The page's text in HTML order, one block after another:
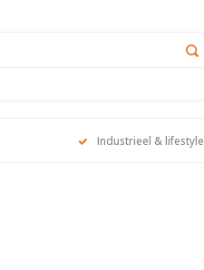
Industrieel & lifestyle